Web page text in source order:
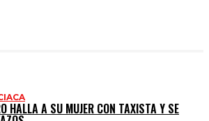
HALLA A SU MUJER CON TAXISTA Y SE